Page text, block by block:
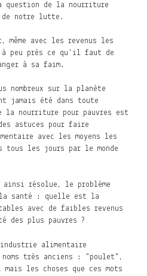
question de la nourriture
de notre lutte.
avec les revenus les
à peu près ce qu'il faut de
à sa faim.
nombreux sur la planète
jamais été dans toute
la nourriture pour pauvres est
astuces pour faire
avec les moyens les
tous les jours par le monde
résolue, le problème
santé : quelle est la
avec de faibles revenus
des plus pauvres ?
alimentaire
noms très anciens : "poulet",
les choses que ces mots